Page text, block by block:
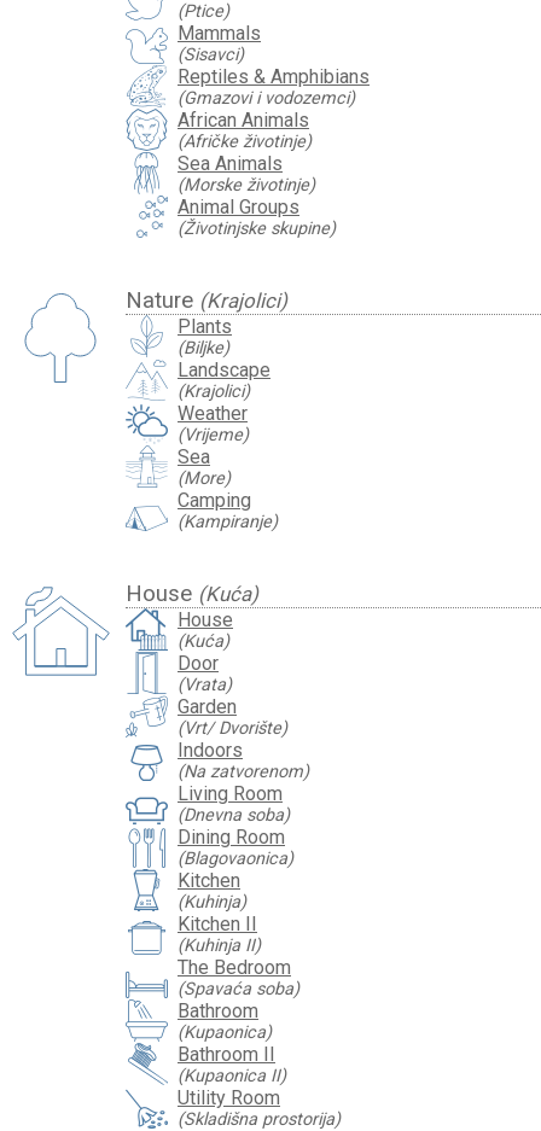
(Ptice)
Mammals
(Sisavci)
Reptiles & Amphibians
(Gmazovi i vodozemci)
African Animals
(Afričke životinje)
Sea Animals
(Morske životinje)
Animal Groups
(Životinjske skupine)
Nature (Krajolici)
Plants
(Biljke)
Landscape
(Krajolici)
Weather
(Vrijeme)
Sea
(More)
Camping
(Kampiranje)
House (Kuća)
House
(Kuća)
Door
(Vrata)
Garden
(Vrt/ Dvorište)
Indoors
(Na zatvorenom)
Living Room
(Dnevna soba)
Dining Room
(Blagovaonica)
Kitchen
(Kuhinja)
Kitchen II
(Kuhinja II)
The Bedroom
(Spavaća soba)
Bathroom
(Kupaonica)
Bathroom II
(Kupaonica II)
Utility Room
(Skladišna prostorija)